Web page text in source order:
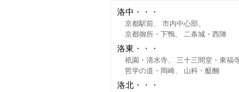
洛中
京都駅前
市内中心部
京都御所・下鴨
二条城・西陣
洛東
祇園・清水寺
三十三間堂・東福
哲学の道・岡崎
山科・醍醐
洛北